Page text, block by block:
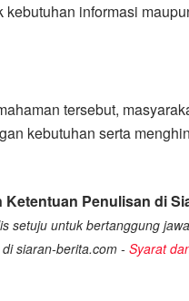
kebutuhan informasi
tersebut,
kebutuhan serta
Ketentuan Penulisan di
setuju untuk bertanggung
siaran-berita.com - Syarat